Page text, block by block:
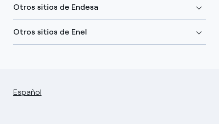
Otros sitios de Endesa
Otros sitios de Enel
Español